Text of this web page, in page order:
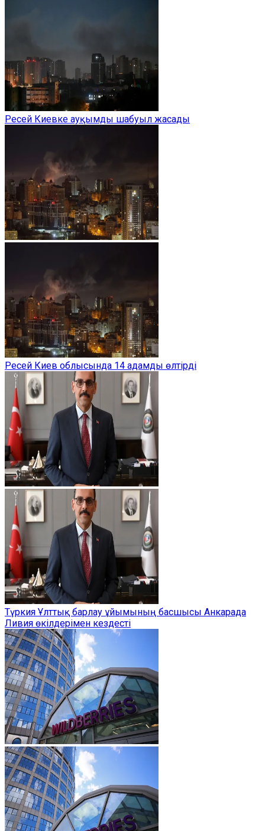
Ресей Киевке ауқымды шабуыл жасады
Ресей Киев облысында 14 адамды өлтірді
Түркия Ұлттық барлау ұйымының басшысы Анкарада
Ливия өкілдерімен кездесті